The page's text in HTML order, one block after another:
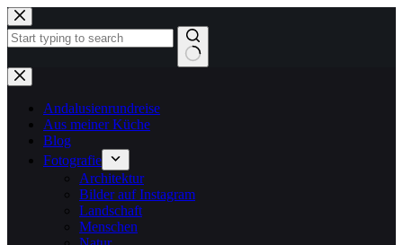
Zum
Inhalt
springen
Keine
Ergebnisse
Andalusienrundreise
Aus meiner Küche
Blog
Fotografie
Architektur
Bilder auf Instagram
Landschaft
Menschen